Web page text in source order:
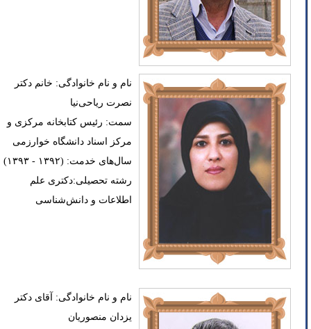
نام و نام خانوادگی: خانم دکتر
نصرت ریاحی‌نیا
سمت: رئیس کتابخانه مرکزی و
مرکز اسناد دانشگاه خوارزمی
سال‌های خدمت: (۱۳۹۲ - ۱۳۹۳)
رشته تحصیلی:دکتری علم
اطلاعات و دانش‌شناسی
نام و نام خانوادگی: آقای دکتر
یزدان منصوریان